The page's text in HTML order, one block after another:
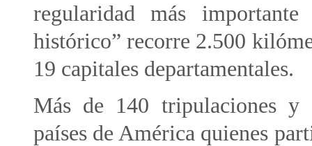
regularidad más
histórico” recorre 2.500
19 capitales departamentales.
Más de 140 tripulaciones y
países de América quienes